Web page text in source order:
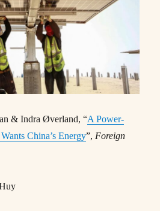
& Indra Øverland, “A Power-
China’s Energy”, Foreign